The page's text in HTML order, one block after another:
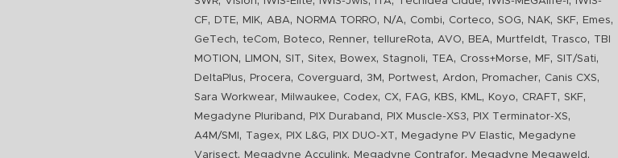
CF, DTE, MIK, ABA, NORMA TORRO, N/A, Combi, Corteco,SOG, NAK,SKF, Emes,
GeTech, teCom, Boteco, Renner, tellureRota, AVO, BEA, Murtfeldt, Trasco, TBI
MOTION , LIMON ,SIT,Sitex, Bowex,Stagnoli, TEA, Cross+Morse, MF,SIT/Sati,
DeltaPlus, Procera, Coverguard , 3M , Portwest, Ardon, Promacher, Canis CXS,
Sara Workwear, Milwaukee, Codex, CX, FAG, KBS, KML, Koyo, CRAFT,SKF,
Megadyne Pluriband , PIX Duraband , PIX Muscle-XS3, PIX Terminator-XS,
A4M/SMI , Tagex, PIX L&G, PIX DUO-XT, Megadyne PV Elastic,
Megadyne
Varisect, Megadyne Acculink, Megadyne Contrafor, Megadyne Megaweld ,